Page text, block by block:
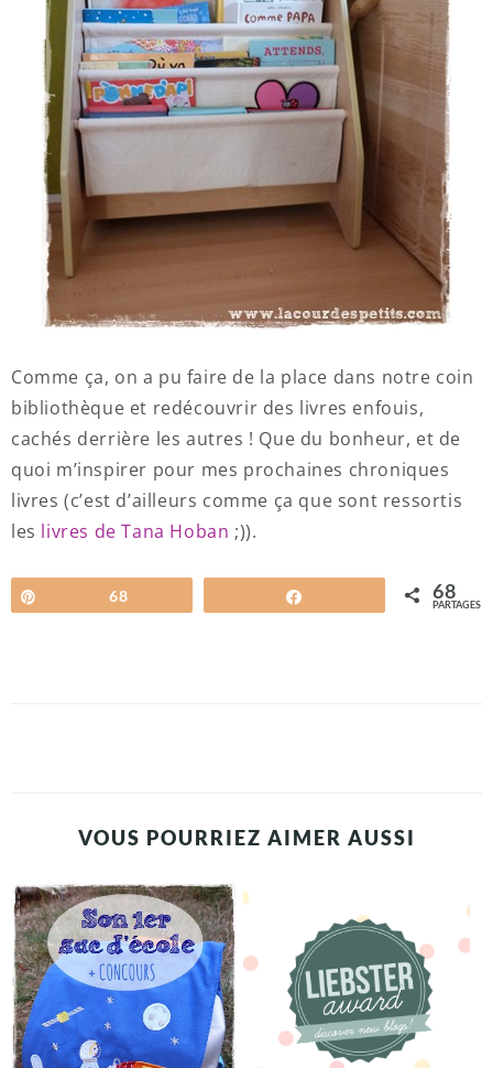
Comme ça, on a pu faire de la place dans notre coin
bibliothèque et redécouvrir des livres enfouis,
cachés derrière les autres ! Que du bonheur, et de
quoi m’inspirer pour mes prochaines chroniques
livres (c’est d’ailleurs comme ça que sont ressortis
les livres de Tana Hoban ;)).
68 68
PARTAGES
VOUS POURRIEZ AIMER AUSSI